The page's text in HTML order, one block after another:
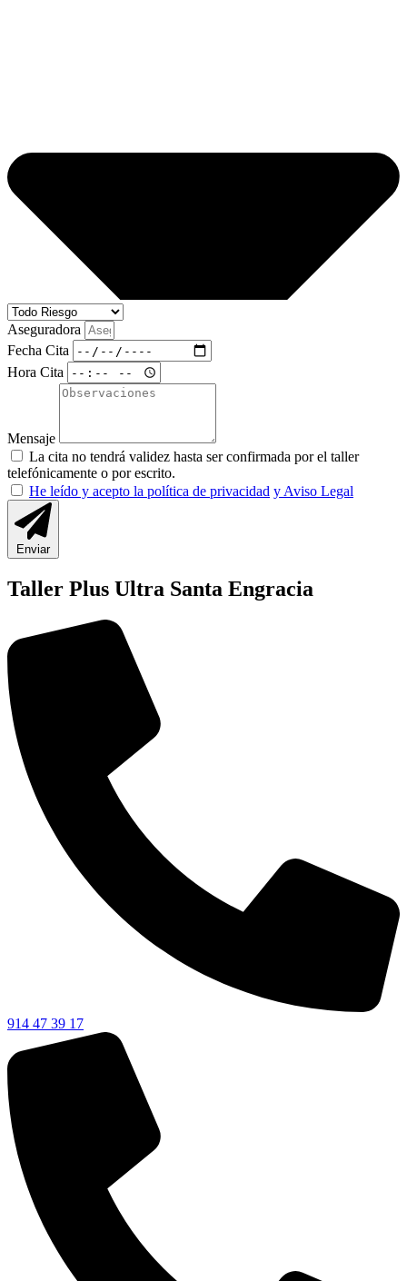
Aseguradora
Fecha Cita
Hora Cita
Mensaje
La cita no tendrá validez hasta ser confirmada por el taller
telefónicamente o por escrito.
He leído y acepto la política de privacidad y Aviso Legal
Enviar
Taller Plus Ultra Santa Engracia
914 47 39 17